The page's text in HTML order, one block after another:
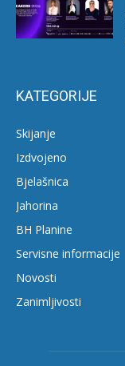
KATEGORIJE
Skijanje
Izdvojeno
Bjelašnica
Jahorina
BH Planine
Servisne informacije
Novosti
Zanimljivosti